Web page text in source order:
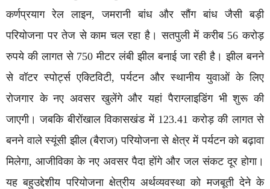
कर्णप्रयाग रेल लाइन, जमरानी बांध और सौंग बांध जैसी बड़ी
परियोजना पर तेज से काम चल रहा है। सतपुली में करीब 56 करोड़
रुपये की लागत से 750 मीटर लंबी झील बनाई जा रही है। झील बनने
से वॉटर स्पोर्ट्स एक्टिविटी, पर्यटन और स्थानीय युवाओं के लिए
रोजगार के नए अवसर खुलेंगे और यहां पैराग्लाइडिंग भी शुरू की
जाएगी। जबकि बीरोंखाल विकासखंड में 123.41 करोड़ की लागत से
बनने वाले स्यूंसी झील (बैराज) परियोजना से क्षेत्र में पर्यटन को बढ़ावा
मिलेगा, आजीविका के नए अवसर पैदा होंगे और जल संकट दूर होगा।
यह बहुउद्देशीय परियोजना क्षेत्रीय अर्थव्यवस्था को मजबूती देने के